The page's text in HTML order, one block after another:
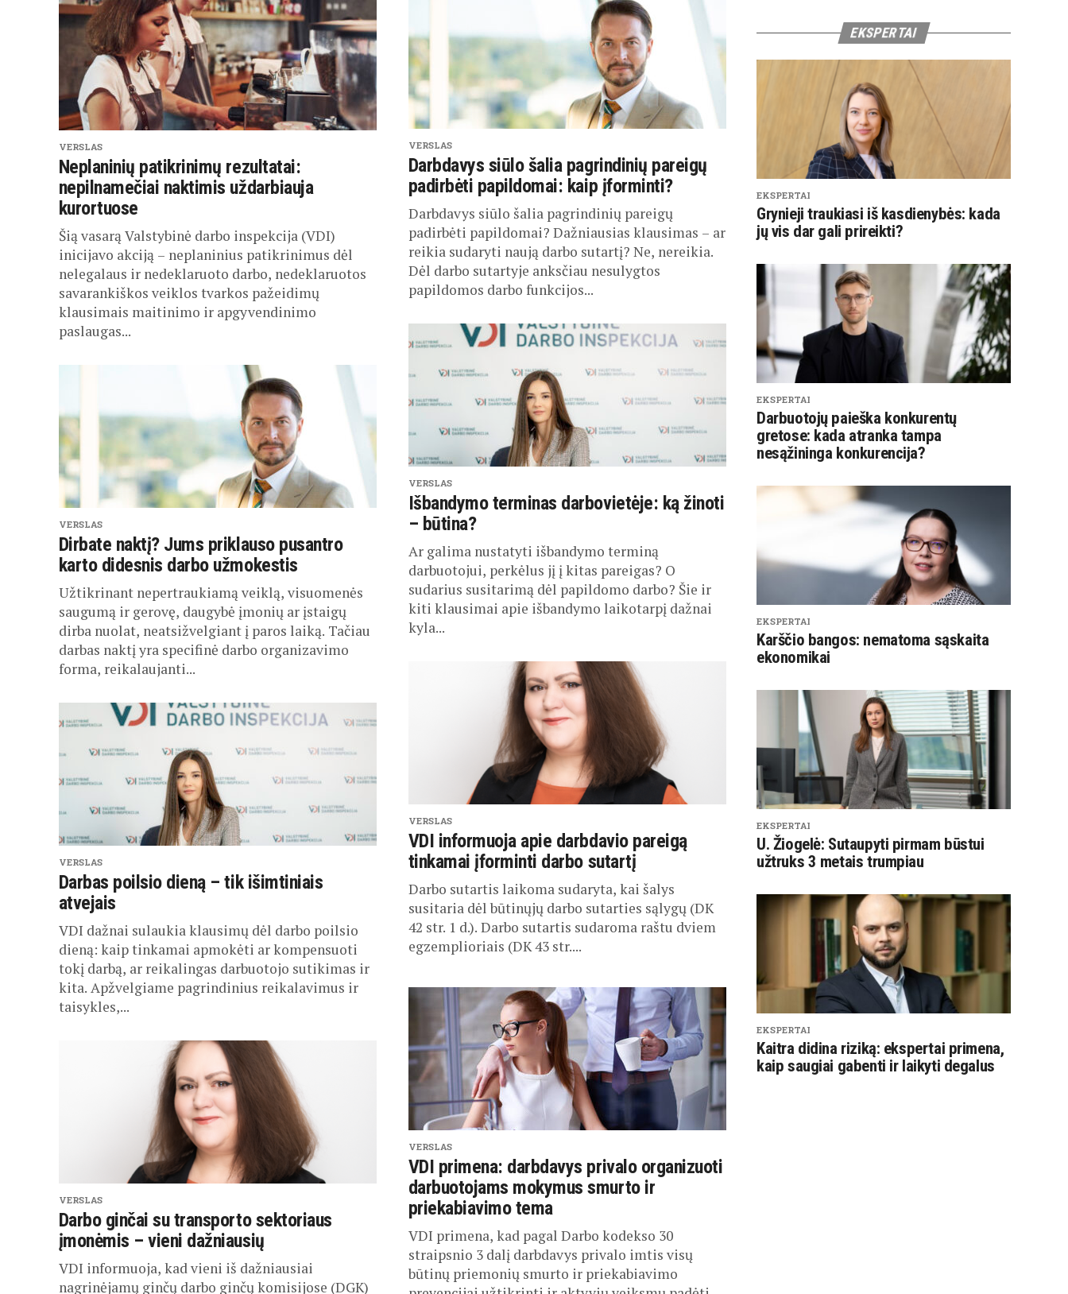
VERSLAS
Neplaninių patikrinimų rezultatai:
nepilnamečiai naktimis uždarbiauja
kurortuose
Šią vasarą Valstybinė darbo inspekcija (VDI)
inicijavo akciją – neplaninius patikrinimus dėl
nelegalaus ir nedeklaruoto darbo, nedeklaruotos
savarankiškos veiklos tvarkos pažeidimų
klausimais maitinimo ir apgyvendinimo
paslaugas...
VERSLAS
Dirbate naktį? Jums priklauso pusantro
karto didesnis darbo užmokestis
Užtikrinant nepertraukiamą veiklą, visuomenės
saugumą ir gerovę, daugybė įmonių ar įstaigų
dirba nuolat, neatsižvelgiant į paros laiką. Tačiau
darbas naktį yra specifinė darbo organizavimo
forma, reikalaujanti...
VERSLAS
Darbas poilsio dieną – tik išimtiniais
atvejais
VDI dažnai sulaukia klausimų dėl darbo poilsio
dieną: kaip tinkamai apmokėti ar kompensuoti
tokį darbą, ar reikalingas darbuotojo sutikimas ir
kita. Apžvelgiame pagrindinius reikalavimus ir
taisykles,...
VERSLAS
Darbo ginčai su transporto sektoriaus
įmonėmis – vieni dažniausių
VDI informuoja, kad vieni iš dažniausiai
nagrinėjamų ginčų darbo ginčų komisijose (DGK)
VERSLAS
Darbdavys siūlo šalia pagrindinių pareigų
padirbėti papildomai: kaip įforminti?
Darbdavys siūlo šalia pagrindinių pareigų
padirbėti papildomai? Dažniausias klausimas – ar
reikia sudaryti naują darbo sutartį? Ne, nereikia.
Dėl darbo sutartyje anksčiau nesulygtos
papildomos darbo funkcijos...
VERSLAS
Išbandymo terminas darbovietėje: ką žinoti
– būtina?
Ar galima nustatyti išbandymo terminą
darbuotojui, perkėlus jį į kitas pareigas? O
sudarius susitarimą dėl papildomo darbo? Šie ir
kiti klausimai apie išbandymo laikotarpį dažnai
kyla...
VERSLAS
VDI informuoja apie darbdavio pareigą
tinkamai įforminti darbo sutartį
Darbo sutartis laikoma sudaryta, kai šalys
susitaria dėl būtinųjų darbo sutarties sąlygų (DK
42 str. 1 d.). Darbo sutartis sudaroma raštu dviem
egzemplioriais (DK 43 str....
VERSLAS
VDI primena: darbdavys privalo organizuoti
darbuotojams mokymus smurto ir
priekabiavimo tema
VDI primena, kad pagal Darbo kodekso 30
straipsnio 3 dalį darbdavys privalo imtis visų
būtinų priemonių smurto ir priekabiavimo
EKSPERTAI
EKSPERTAI
Grynieji traukiasi iš kasdienybės: kada
jų vis dar gali prireikti?
EKSPERTAI
Darbuotojų paieška konkurentų
gretose: kada atranka tampa
nesąžininga konkurencija?
EKSPERTAI
Karščio bangos: nematoma sąskaita
ekonomikai
EKSPERTAI
U. Žiogelė: Sutaupyti pirmam būstui
užtruks 3 metais trumpiau
EKSPERTAI
Kaitra didina riziką: ekspertai primena,
kaip saugiai gabenti ir laikyti degalus